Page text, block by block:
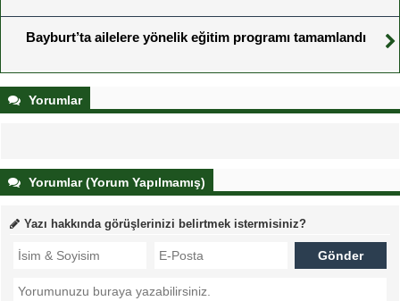
Bayburt’ta ailelere yönelik eğitim programı tamamlandı
Yorumlar
Yorumlar (Yorum Yapılmamış)
Yazı hakkında görüşlerinizi belirtmek istermisiniz?